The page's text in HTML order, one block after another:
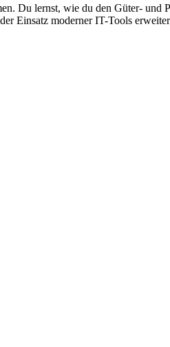
Du lernst, wie du den Güter- und
Einsatz moderner IT-Tools